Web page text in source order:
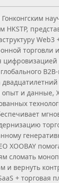
HKSTP,
Web3
торговли и
цифровизацией
и данные,
XOOBAY
сломать
и вернуть
+ торговая